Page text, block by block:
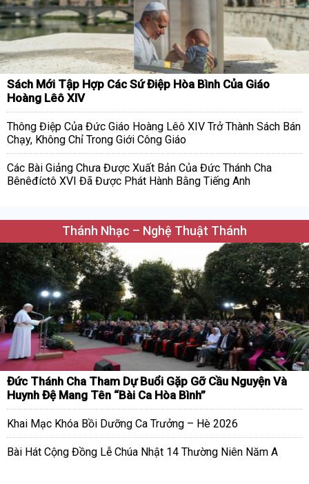
Sách Mới Tập Hợp Các Sứ Điệp Hòa Bình Của Giáo
Hoàng Lêô XIV
Thông Điệp Của Đức Giáo Hoàng Lêô XIV Trở Thành Sách Bán
Chạy, Không Chỉ Trong Giới Công Giáo
Các Bài Giảng Chưa Được Xuất Bản Của Đức Thánh Cha
Bênêđíctô XVI Đã Được Phát Hành Bằng Tiếng Anh
Thánh Nhạc – Nghệ Thuật Thánh
Đức Thánh Cha Tham Dự Buổi Gặp Gỡ Cầu Nguyện Và
Huynh Đệ Mang Tên “Bài Ca Hòa Bình”
Khai Mạc Khóa Bồi Dưỡng Ca Trưởng – Hè 2026
Bài Hát Cộng Đồng Lễ Chúa Nhật 14 Thường Niên Năm A